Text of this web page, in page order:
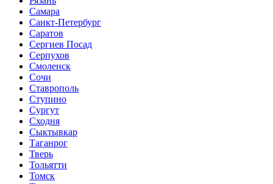
Самара
Санкт-Петербург
Саратов
Сергиев Посад
Серпухов
Смоленск
Сочи
Ставрополь
Ступино
Сургут
Сходня
Сыктывкар
Таганрог
Тверь
Тольятти
Томск